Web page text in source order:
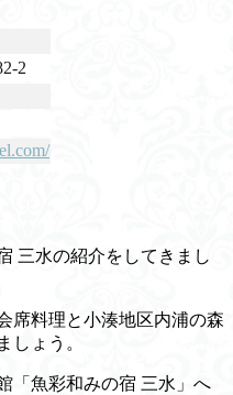
2
三水の紹介をしてきまし
席料理と小湊地区内浦の森
しょう。
「魚彩和みの宿 三水」へ